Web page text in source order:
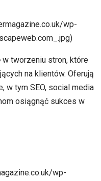
wp-
tworzeniu stron, które
na klientów. Oferują
w tym SEO, social media
osiągnąć sukces w
wp-